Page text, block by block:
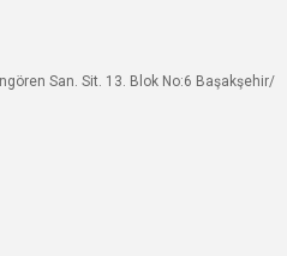
San. Sit. 13. Blok No:6 Başakşehir/